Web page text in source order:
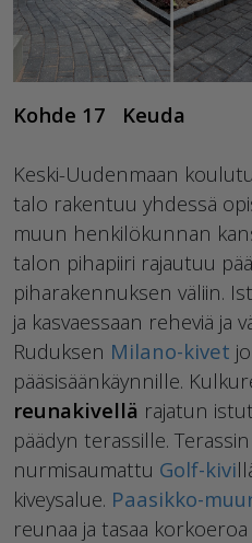
Kohde 17 Keuda
Keski-Uudenmaan
talo rakentuu yhdessä
muun henkilökunnan
talon pihapiiri rajautuu
piharakennuksen väliin.
ja kasvaessaan reheviä ja
Ruduksen Milano-kivet
pääsisäänkäynnille.
reunakivellä rajatun
päädyn terassille.
nurmisaumattu Golf-kivi
kiveysalue. Paasikko-
reunaa ja tasaa